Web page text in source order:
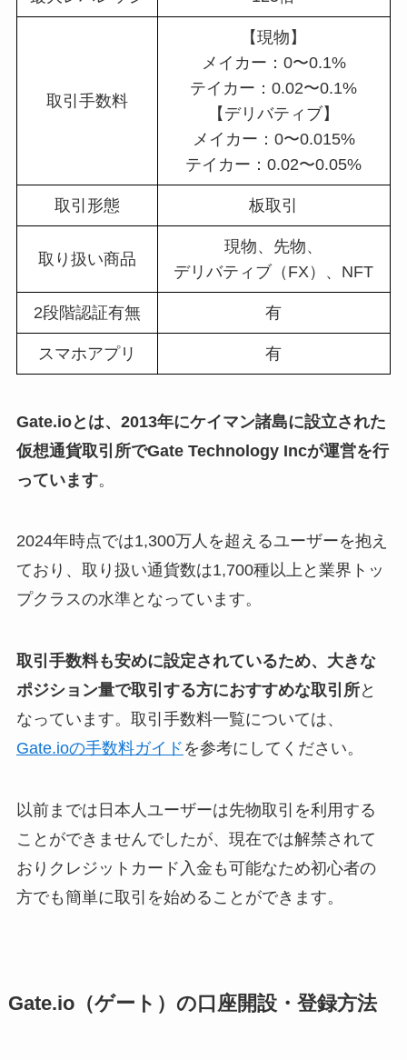
取引手数料
【現物】
メイカー：0〜0.1%
テイカー：0.02〜0.1%
【デリバティブ】
メイカー：0〜0.015%
テイカー：0.02〜0.05%
取引形態 板取引
取り扱い商品
現物、先物、
デリバティブ（FX）、NFT
2段階認証有無 有
スマホアプリ 有
Gate.ioとは、2013年にケイマン諸島に設立された
仮想通貨取引所でGate Technology Incが運営を行
っています。
2024年時点では1,300万人を超えるユーザーを抱え
ており、取り扱い通貨数は1,700種以上と業界トッ
プクラスの水準となっています。
取引手数料も安めに設定されているため、大きな
ポジション量で取引する方におすすめな取引所と
なっています。取引手数料一覧については、
Gate.ioの手数料ガイド を参考にしてください。
以前までは日本人ユーザーは先物取引を利用する
ことができませんでしたが、現在では解禁されて
おりクレジットカード入金も可能なため初心者の
方でも簡単に取引を始めることができます。
Gate.io（ゲート）の口座開設・登録方法